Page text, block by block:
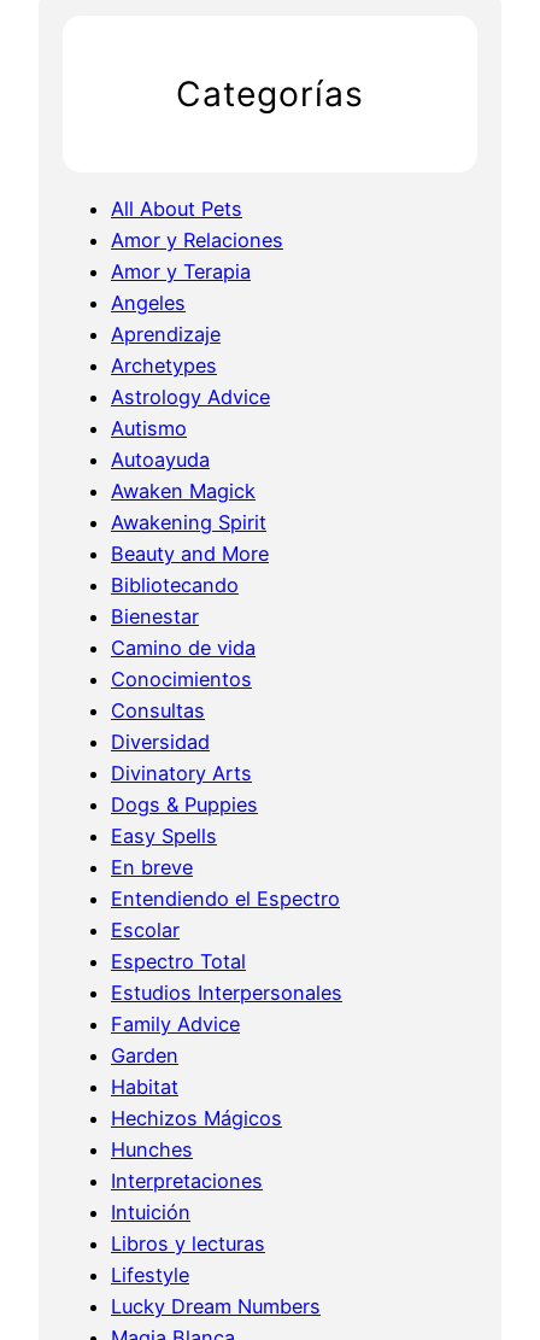
Categorías
All About Pets
Amor y Relaciones
Amor y Terapia
Angeles
Aprendizaje
Archetypes
Astrology Advice
Autismo
Autoayuda
Awaken Magick
Awakening Spirit
Beauty and More
Bibliotecando
Bienestar
Camino de vida
Conocimientos
Consultas
Diversidad
Divinatory Arts
Dogs & Puppies
Easy Spells
En breve
Entendiendo el Espectro
Escolar
Espectro Total
Estudios Interpersonales
Family Advice
Garden
Habitat
Hechizos Mágicos
Hunches
Interpretaciones
Intuición
Libros y lecturas
Lifestyle
Lucky Dream Numbers